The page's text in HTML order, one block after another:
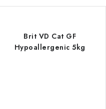
Brit VD Cat GF
Hypoallergenic 5kg